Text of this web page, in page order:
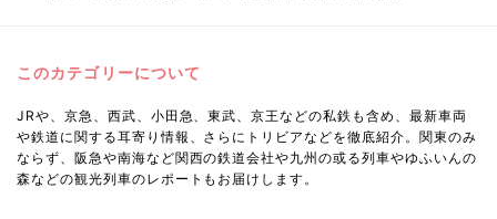
このカテゴリーについて
JRや、京急、西武、小田急、東武、京王などの私鉄も含め、最新車両
や鉄道に関する耳寄り情報、さらにトリビアなどを徹底紹介。関東のみ
ならず、阪急や南海など関西の鉄道会社や九州の或る列車やゆふいんの
森などの観光列車のレポートもお届けします。